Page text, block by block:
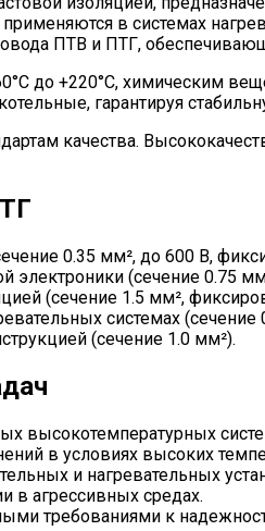
в системах
ПТВ и ПТГ,
до +220°C, химическим
гарантируя
качества.
0.35 мм², до 600 В,
(сечение 0.75
(сечение 1.5 мм²,
системах (сечение
(сечение 1.0 мм²).
высокотемпературных
в условиях высоких
и нагревательных
в агрессивных средах.
требованиями к